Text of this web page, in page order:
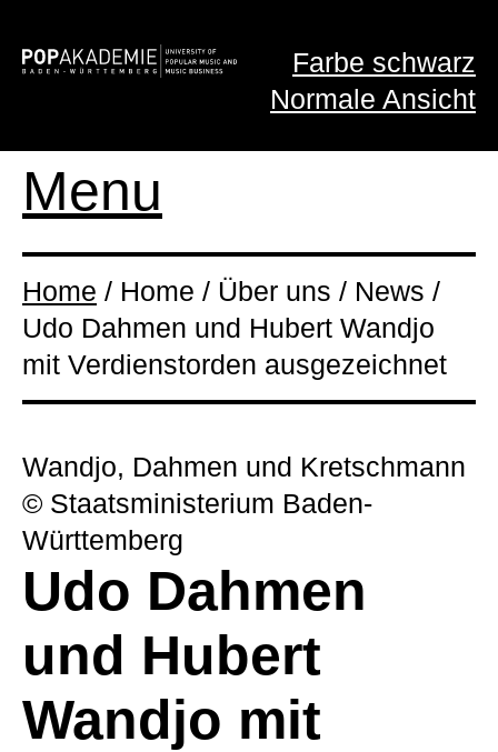
Farbe schwarz
Normale Ansicht
Menu
Home / Home / Über uns / News /
Udo Dahmen und Hubert Wandjo
mit Verdienstorden ausgezeichnet
Wandjo, Dahmen und Kretschmann
© Staatsministerium Baden-
Württemberg
Udo Dahmen
und Hubert
Wandjo mit